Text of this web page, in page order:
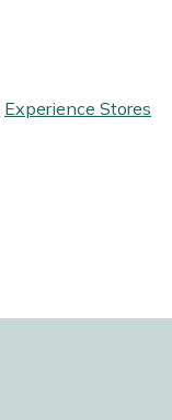
Experience Stores